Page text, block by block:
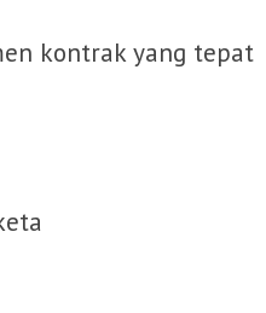
kontrak yang tepat